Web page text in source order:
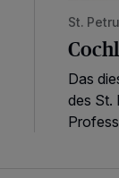
St.
Das
des St.